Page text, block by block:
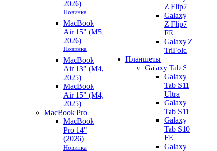
2026)
Новинка
MacBook
Air 15" (M5,
2026)
Новинка
MacBook
Air 13" (M4,
2025)
MacBook
Air 15" (M4,
2025)
MacBook Pro
MacBook
Pro 14"
(2026)
Новинка
Z Flip7
Galaxy
Z Flip7
FE
Galaxy Z
TriFold
Планшеты
Galaxy Tab S
Galaxy
Tab S11
Ultra
Galaxy
Tab S11
Galaxy
Tab S10
FE
Galaxy